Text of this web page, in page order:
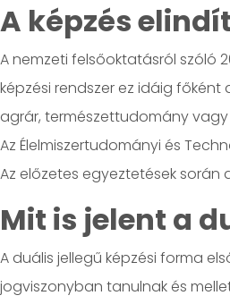
A képzés
A nemzeti felsőoktatásról szóló
képzési rendszer ez idáig
agrár, természettudomány
Az Élelmiszertudományi és
Az előzetes egyeztetések
Mit is jelent a
A duális jellegű képzési forma
jogviszonyban tanulnak és